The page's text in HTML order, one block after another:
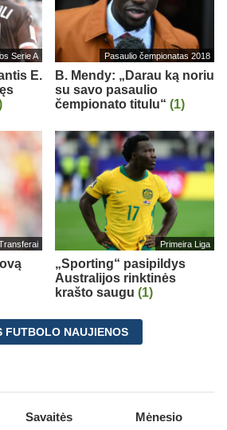
Serie A
E.
Pasaulio čempionatas 2018
B. Mendy: „Darau ką noriu
su savo pasaulio
čempionato titulu“ (1)
Primeira Liga
„Sporting“ pasipildys
Australijos rinktinės
krašto saugu (1)
FUTBOLO NAUJIENOS
Savaitės Mėnesio